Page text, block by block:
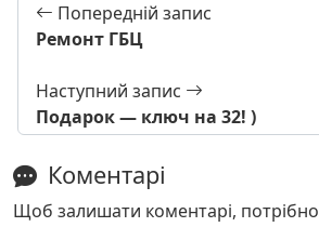
Попередній запис
Ремонт ГБЦ
Наступний запис
Подарок — ключ на 32! )
Коментарі
Щоб залишати коментарі, потрібно